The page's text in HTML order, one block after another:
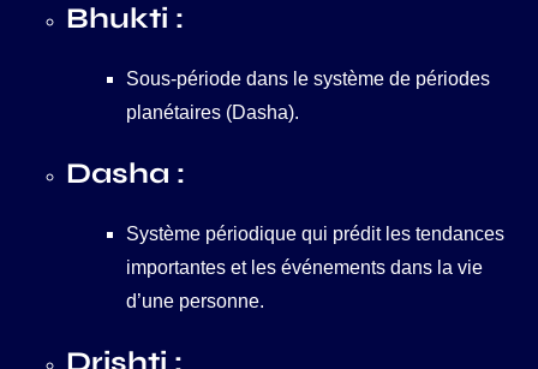
Bhukti :
Sous-période dans le système de périodes
planétaires (Dasha).
Dasha :
Système périodique qui prédit les tendances
importantes et les événements dans la vie
d’une personne.